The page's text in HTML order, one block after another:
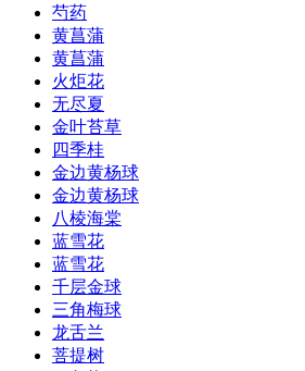
芍药
黄菖蒲
黄菖蒲
火炬花
无尽夏
金叶苔草
四季桂
金边黄杨球
金边黄杨球
八棱海棠
蓝雪花
蓝雪花
千层金球
三角梅球
龙舌兰
菩提树